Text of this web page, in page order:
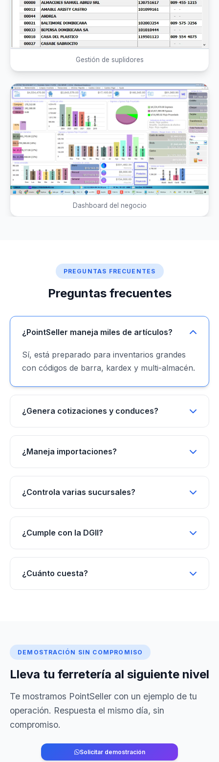
Gestión de suplidores
Dashboard del negocio
PREGUNTAS FRECUENTES
Preguntas frecuentes
¿PointSeller maneja miles de artículos?
Sí, está preparado para inventarios grandes
con códigos de barra, kardex y multi-almacén.
¿Genera cotizaciones y conduces?
¿Maneja importaciones?
¿Controla varias sucursales?
¿Cumple con la DGII?
¿Cuánto cuesta?
DEMOSTRACIÓN SIN COMPROMISO
Lleva tu ferretería al siguiente nivel
Te mostramos PointSeller con un ejemplo de tu
operación. Respuesta el mismo día, sin
compromiso.
Solicitar demostración